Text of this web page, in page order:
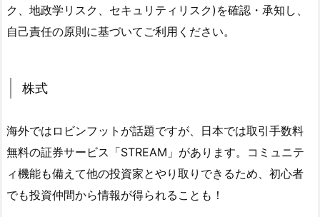
ク、地政学リスク、セキュリティリスク)を確認・承知し、
自己責任の原則に基づいてご利用ください。
株式
海外ではロビンフットが話題ですが、日本では取引手数料
無料の証券サービス「STREAM」があります。コミュニテ
ィ機能も備えて他の投資家とやり取りできるため、初心者
でも投資仲間から情報が得られることも！